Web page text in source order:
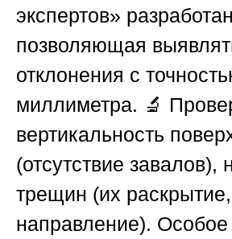
экспертов»
позволяющая
отклонения с
миллиметра. 🔬
вертикальность
(отсутствие завалов),
трещин (их
направление).